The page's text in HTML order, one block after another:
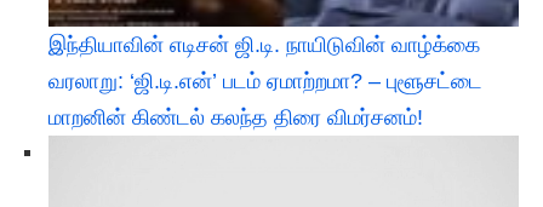
இந்தியாவின் எடிசன் ஜி.டி. நாயிடுவின் வாழ்க்கை
வரலாறு: ‘ஜி.டி.என்’ படம் ஏமாற்றமா? – புளூசட்டை
மாறனின் கிண்டல் கலந்த திரை விமர்சனம்!